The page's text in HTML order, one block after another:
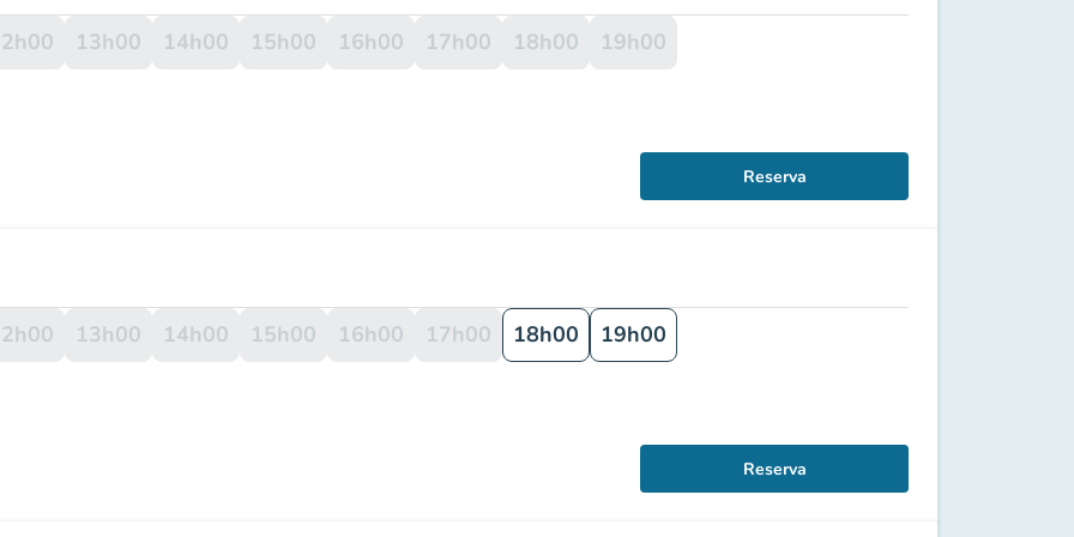
13h00 14h00 15h00 16h00 17h00 18h00 19h00
Reserva
13h00 14h00 15h00 16h00 17h00 18h00 19h00
Reserva